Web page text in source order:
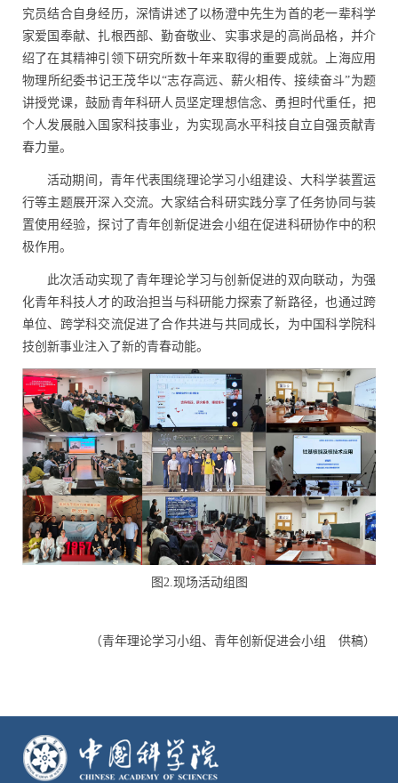
究员结合自身经历，深情讲述了以杨澄中先生为首的老一辈科学
家爱国奉献、扎根西部、勤奋敬业、实事求是的高尚品格，并介
绍了在其精神引领下研究所数十年来取得的重要成就。上海应用
物理所纪委书记王茂华以“志存高远、薪火相传、接续奋斗”为题
讲授党课，鼓励青年科研人员坚定理想信念、勇担时代重任，把
个人发展融入国家科技事业，为实现高水平科技自立自强贡献青
春力量。
活动期间，青年代表围绕理论学习小组建设、大科学装置运
行等主题展开深入交流。大家结合科研实践分享了任务协同与装
置使用经验，探讨了青年创新促进会小组在促进科研协作中的积
极作用。
此次活动实现了青年理论学习与创新促进的双向联动，为强
化青年科技人才的政治担当与科研能力探索了新路径，也通过跨
单位、跨学科交流促进了合作共进与共同成长，为中国科学院科
技创新事业注入了新的青春动能。
图2.现场活动组图
（青年理论学习小组、青年创新促进会小组 供稿）